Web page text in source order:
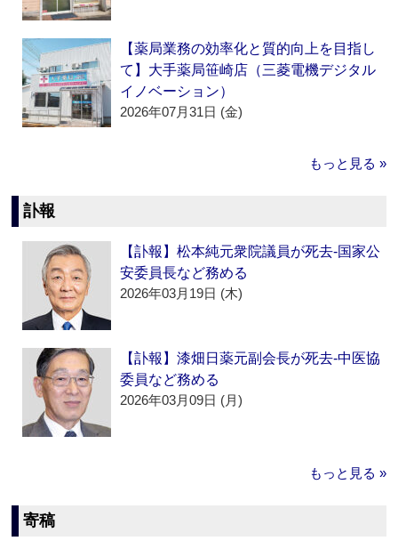
【薬局業務の効率化と質的向上を目指し
て】大手薬局笹崎店（三菱電機デジタル
イノベーション）
2026年07月31日 (金)
もっと見る »
訃報
【訃報】松本純元衆院議員が死去‐国家公
安委員長など務める
2026年03月19日 (木)
【訃報】漆畑日薬元副会長が死去‐中医協
委員など務める
2026年03月09日 (月)
もっと見る »
寄稿